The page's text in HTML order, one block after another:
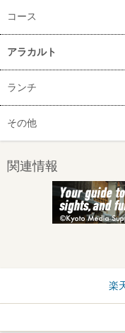
コース
アラカルト
ランチ
その他
関連情報
楽